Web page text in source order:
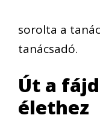
sorolta a
tanácsadó.
Út a
élethez